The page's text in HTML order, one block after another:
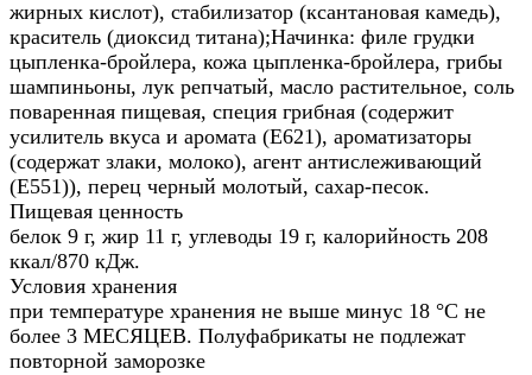
жирных кислот), стабилизатор (ксантановая камедь),
краситель (диоксид титана);Начинка: филе грудки
цыпленка-бройлера, кожа цыпленка-бройлера, грибы
шампиньоны, лук репчатый, масло растительное, соль
поваренная пищевая, специя грибная (содержит
усилитель вкуса и аромата (Е621), ароматизаторы
(содержат злаки, молоко), агент антислеживающий
(Е551)), перец черный молотый, сахар-песок.
Пищевая ценность
белок 9 г, жир 11 г, углеводы 19 г, калорийность 208
ккал/870 кДж.
Условия хранения
при температуре хранения не выше минус 18 °С не
более 3 МЕСЯЦЕВ. Полуфабрикаты не подлежат
повторной заморозке